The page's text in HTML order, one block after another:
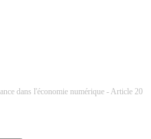
dans l'économie numérique - Article 20